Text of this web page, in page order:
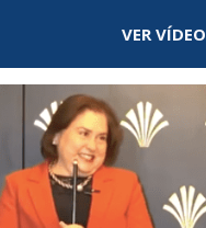
VER VÍDEO